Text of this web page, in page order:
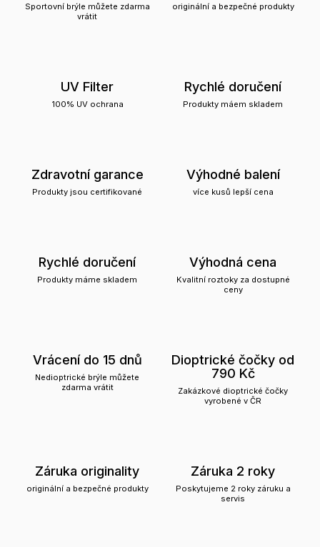
Sportovní brýle můžete zdarma
vrátit
originální a bezpečné produkty
UV Filter
100% UV ochrana
Rychlé doručení
Produkty máem skladem
Zdravotní garance
Produkty jsou certifikované
Výhodné balení
více kusů lepší cena
Rychlé doručení
Produkty máme skladem
Výhodná cena
Kvalitní roztoky za dostupné
ceny
Vrácení do 15 dnů
Nedioptrické brýle můžete
zdarma vrátit
Dioptrické čočky od
790 Kč
Zakázkové dioptrické čočky
vyrobené v ČR
Záruka originality
originální a bezpečné produkty
Záruka 2 roky
Poskytujeme 2 roky záruku a
servis